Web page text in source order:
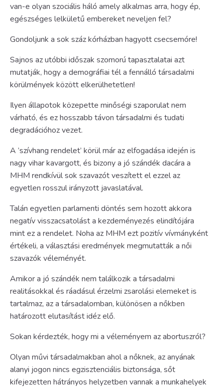
van-e olyan szociális háló amely alkalmas arra, hogy ép,
egészséges lelkületű embereket neveljen fel?
Gondoljunk a sok száz kórházban hagyott csecsemóre!
Sajnos az utóbbi időszak szomorú tapasztalatai azt
mutatják, hogy a demográfiai tél a fennálló társadalmi
körülmények között elkerülhetetlen!
Ilyen állapotok közepette minőségi szaporulat nem
várható, és ez hosszabb távon társadalmi és tudati
degradációhoz vezet.
A ’szívhang rendelet’ körül már az elfogadása idején is
nagy vihar kavargott, és bizony a jó szándék dacára a
MHM rendkívül sok szavazót veszített el ezzel az
egyetlen rosszul irányzott javaslatával.
Talán egyetlen parlamenti döntés sem hozott akkora
negatív visszacsatolást a kezdeményezés elindítójára
mint ez a rendelet. Noha az MHM ezt pozitív vívmányként
értékeli, a választási eredmények megmutatták a női
szavazók véleményét.
Amikor a jó szándék nem találkozik a társadalmi
realitásokkal és ráadásul érzelmi zsarolási elemeket is
tartalmaz, az a társadalomban, különösen a nőkben
határozott elutasítást idéz elő.
Sokan kérdezték, hogy mi a véleményem az abortuszról?
Olyan művi társadalmakban ahol a nőknek, az anyának
alanyi jogon nincs egzisztenciális biztonsága, sőt
kifejezetten hátrányos helyzetben vannak a munkahelyek